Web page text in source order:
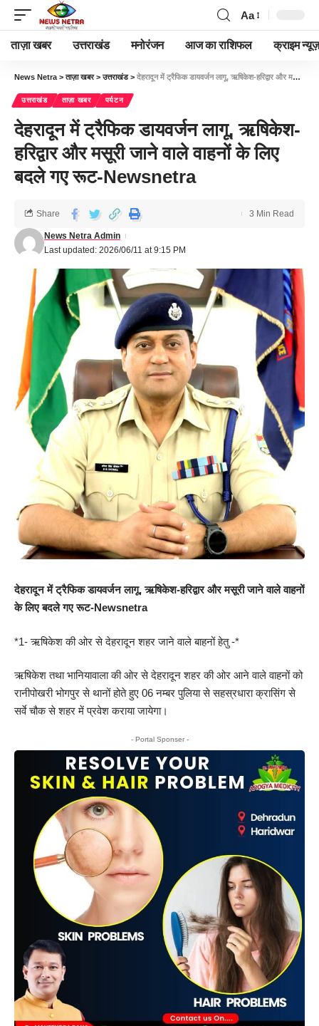
Aa
ताज़ा खबर उत्तराखंड मनोरंजन आज का राशिफल क्राइम न्यूज़
News Netra >ताज़ा खबर>उत्तराखंड> देहरादून में ट्रैफिक डायवर्जन लागू, ऋषिकेश-हरिद्वार और मसूरी जाने वाले वाहनों के लिए बदले गए रूट-Newsnetra
उत्तराखंड ताज़ा खबर पर्यटन
देहरादून में ट्रैफिक डायवर्जन लागू, ऋषिकेश-
हरिद्वार और मसूरी जाने वाले वाहनों के लिए
बदले गए रूट-Newsnetra
Last updated: 2026/06/11 at 9:15 PM
News Netra Admin
Share 3 Min Read
देहरादून में ट्रैफिक डायवर्जन लागू, ऋषिकेश-हरिद्वार और मसूरी जाने वाले वाहनों
के लिए बदले गए रूट-Newsnetra
*1- ऋषिकेश की ओर से देहरादून शहर जाने वाले बाहनों हेतु -*
ऋषिकेश तथा भानियावाला की ओर से देहरादून शहर की ओर आने वाले वाहनों को
रानीपोखरी भोगपुर से थानों होते हुए 06 नम्बर पुलिया से सहस्रधारा क्रासिंग से
सर्वे चौक से शहर में प्रवेश कराया जायेगा।
- Portal Sponser -